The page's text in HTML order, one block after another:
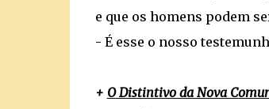
e que os homens podem
- É esse o nosso
+ O Distintivo da Nova